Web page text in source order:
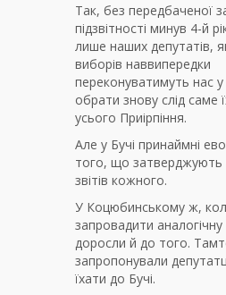
Так, без передбаченої
підзвітності минув 4-й
лише наших депутатів,
виборів наввипередки
переконуватимуть нас
обрати знову слід саме
усього Приірпіння.
Але у Бучі принаймні
того, що затверджують
звітів кожного.
У Коцюбинському ж,
запровадити
доросли й до того.
запропонували
їхати до Бучі.